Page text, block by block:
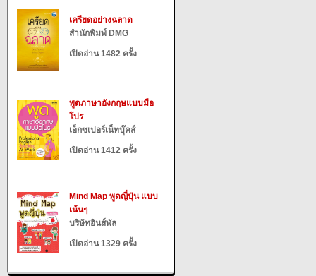
เครียดอย่างฉลาด
สำนักพิมพ์ DMG
เปิดอ่าน 1482 ครั้ง
พูดภาษาอังกฤษแบบมือ
โปร
เอ็กซเปอร์เน็ทบุ๊คส์
เปิดอ่าน 1412 ครั้ง
Mind Map พูดญี่ปุ่น แบบ
เน้นๆ
บริษัทอินส์พัล
เปิดอ่าน 1329 ครั้ง